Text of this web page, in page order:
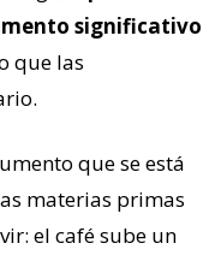
significativo
que las
que se está
materias primas
el café sube un